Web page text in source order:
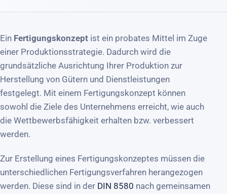
Ein Fertigungskonzept ist ein probates Mittel im Zuge
einer Produktionsstrategie. Dadurch wird die
grundsätzliche Ausrichtung Ihrer Produktion zur
Herstellung von Gütern und Dienstleistungen
festgelegt. Mit einem Fertigungskonzept können
sowohl die Ziele des Unternehmens erreicht, wie auch
die Wettbewerbsfähigkeit erhalten bzw. verbessert
werden.
Zur Erstellung eines Fertigungskonzeptes müssen die
unterschiedlichen Fertigungsverfahren herangezogen
werden. Diese sind in der DIN 8580 nach gemeinsamen